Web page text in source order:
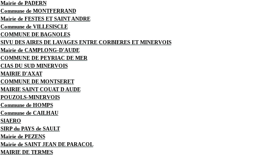
Mairie de PADERN
Commune de MONTFERRAND
Mairie de FESTES ET SAINT ANDRE
Commune de VILLESISCLE
COMMUNE DE BAGNOLES
SIVU DES AIRES DE LAVAGES ENTRE CORBIERES ET MINERVOIS
Mairie de CAMPLONG-D'AUDE
COMMUNE DE PEYRIAC DE MER
CIAS DU SUD MINERVOIS
MAIRIE D'AXAT
COMMUNE DE MONTSERET
MAIRIE SAINT COUAT D AUDE
POUZOLS-MINERVOIS
Commune de HOMPS
Commune de CAILHAU
SIAERO
SIRP du PAYS de SAULT
Mairie de PEZENS
Mairie de SAINT JEAN DE PARACOL
MAIRIE DE TERMES